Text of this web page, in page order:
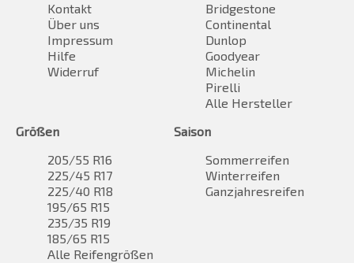
Kontakt
Über uns
Impressum
Hilfe
Widerruf
Bridgestone
Continental
Dunlop
Goodyear
Michelin
Pirelli
Alle Hersteller
Größen
205/55 R16
225/45 R17
225/40 R18
195/65 R15
235/35 R19
185/65 R15
Alle Reifengrößen
Saison
Sommerreifen
Winterreifen
Ganzjahresreifen